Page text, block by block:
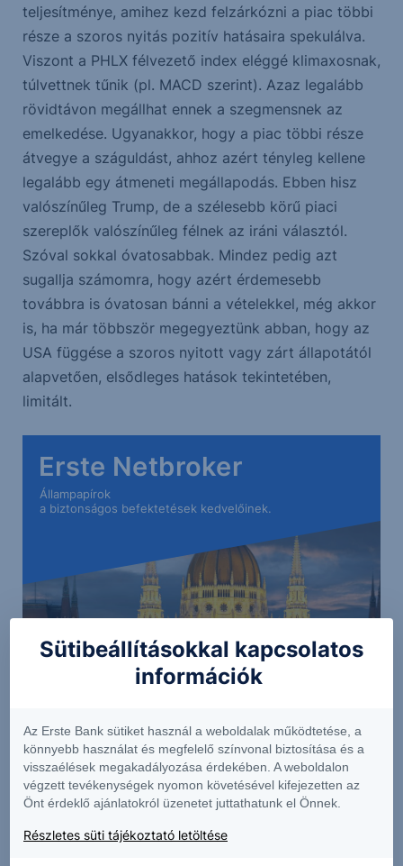
teljesítménye, amihez kezd felzárkózni a piac többi
része a szoros nyitás pozitív hatásaira spekulálva.
Viszont a PHLX félvezető index eléggé klimaxosnak,
túlvettnek tűnik (pl. MACD szerint). Azaz legalább
rövidtávon megállhat ennek a szegmensnek az
emelkedése. Ugyanakkor, hogy a piac többi része
átvegye a száguldást, ahhoz azért tényleg kellene
legalább egy átmeneti megállapodás. Ebben hisz
valószínűleg Trump, de a szélesebb körű piaci
szereplők valószínűleg félnek az iráni választól.
Szóval sokkal óvatosabbak. Mindez pedig azt
sugallja számomra, hogy azért érdemesebb
továbbra is óvatosan bánni a vételekkel, még akkor
is, ha már többször megegyeztünk abban, hogy az
USA függése a szoros nyitott vagy zárt állapotától
alapvetően, elsődleges hatások tekintetében,
limitált.
Erste Netbroker
Állampapírok
a biztonságos befektetések kedvelőinek.
Részletek
A jelen dokumentumban foglalt információk az Erste Befektetési Zrt.
Sütibeállításokkal kapcsolatos
információk
Az Erste Bank sütiket használ a weboldalak működtetése, a
könnyebb használat és megfelelő színvonal biztosítása és a
visszaélések megakadályozása érdekében. A weboldalon
végzett tevékenységek nyomon követésével kifejezetten az
Önt érdeklő ajánlatokról üzenetet juttathatunk el Önnek.
Részletes süti tájékoztató letöltése